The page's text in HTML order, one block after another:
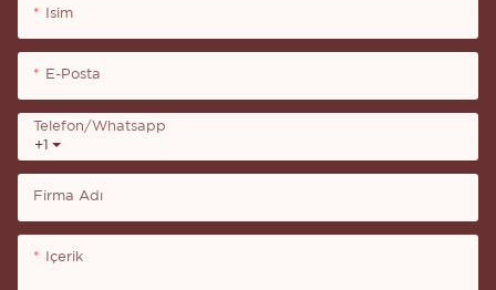
Isim
E-Posta
+1
Telefon/whatsapp
Firma Adı
Içerik